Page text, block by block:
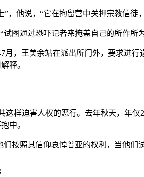
，他说，“它在拘留营中关押宗教信徒
图通过恐吓记者来掩盖自己的所作所为
，王美余站在派出所门外，要求进
释。
样迫害人权的恶行。去年秋天，年
中。
按照其信仰哀悼普亚的权利，当他